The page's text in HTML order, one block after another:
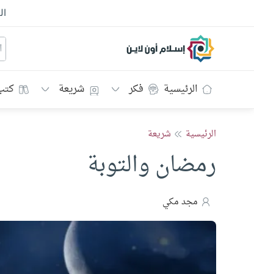
إسلام أون لاين
الرئيسية فكر شريعة
الرئيسية شريعة
رمضان والتوبة
مجد مكي